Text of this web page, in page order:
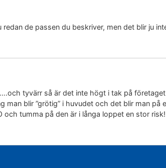
de passen du beskriver, men det blir ju
tyvärr så är det inte högt i tak på
blir ”grötig” i huvudet och det blir man på
tumma på den är i långa loppet en stor risk!